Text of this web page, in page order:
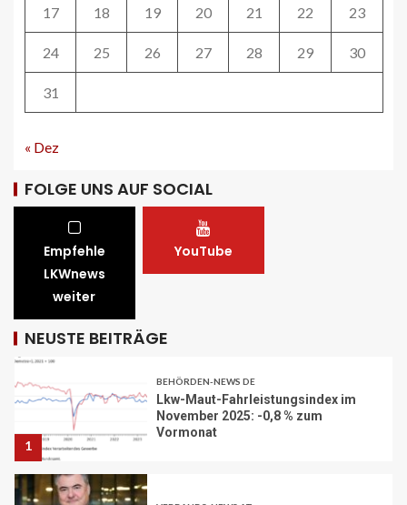
17 18 19 20 21 22 23
24 25 26 27 28 29 30
31
« Dez
FOLGE UNS AUF SOCIAL
Empfehle
LKWnews
weiter
YouTube
NEUSTE BEITRÄGE
STRASSEN-NEWS CH
Baustelle in Winterpause
STRASSEN-NEWS CH
der 2. Röhre des Gubristtunnels
abgeschlossen
1
November 2025: -0,8 % zum
2
VERBANDS-NEWS AT